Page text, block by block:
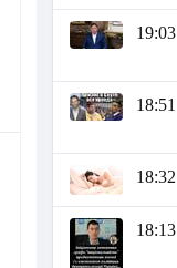
19:03
18:51
18:32
18:13